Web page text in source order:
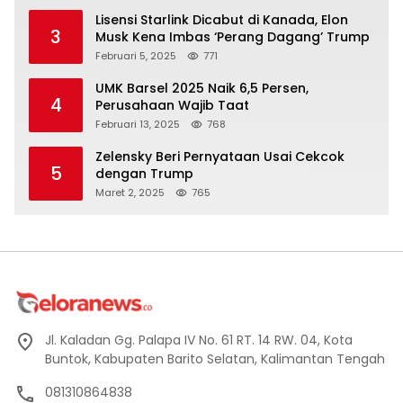
3
Lisensi Starlink Dicabut di Kanada, Elon
Musk Kena Imbas ‘Perang Dagang’ Trump
Februari 5, 2025 771
4
UMK Barsel 2025 Naik 6,5 Persen,
Perusahaan Wajib Taat
Februari 13, 2025 768
5
Zelensky Beri Pernyataan Usai Cekcok
dengan Trump
Maret 2, 2025 765
Jl. Kaladan Gg. Palapa IV No. 61 RT. 14 RW. 04, Kota
Buntok, Kabupaten Barito Selatan, Kalimantan Tengah
081310864838